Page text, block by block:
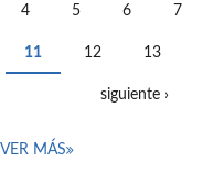
4 5 6 7
11 12 13
siguiente ›
VER MÁS